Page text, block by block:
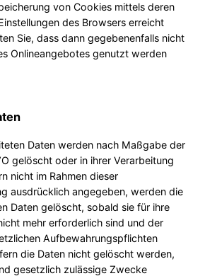
von Cookies mittels deren
des Browsers erreicht
Sie, dass dann gegebenenfalls nicht
Onlineangebotes genutzt werden
Daten werden nach Maßgabe der
gelöscht oder in ihrer Verarbeitung
nicht im Rahmen dieser
ausdrücklich angegeben, werden die
Daten gelöscht, sobald sie für ihre
mehr erforderlich sind und der
Aufbewahrungspflichten
die Daten nicht gelöscht werden,
gesetzlich zulässige Zwecke